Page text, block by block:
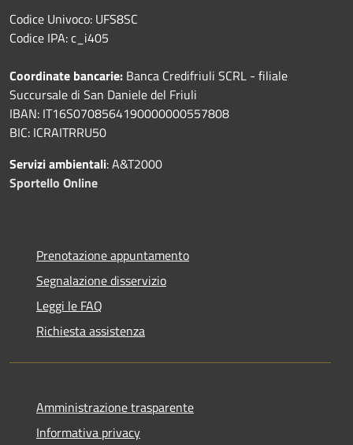
Codice Univoco: UFS8SC
Codice IPA: c_i405
Coordinate bancarie: Banca Credifriuli SCRL - filiale
Succursale di San Daniele del Friuli
IBAN: IT16S0708564190000000557808
BIC: ICRAITRRU50
Servizi ambientali: A&T2000
Sportello Online
Prenotazione appuntamento
Segnalazione disservizio
Leggi le FAQ
Richiesta assistenza
Amministrazione trasparente
Informativa privacy